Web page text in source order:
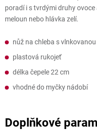
poradí i s tvrdými druhy ovoce
meloun nebo hlávka zelí.
nůž na chleba s vlnkovanou
plastová rukojeť
délka čepele 22 cm
vhodné do myčky nádobí
Doplňkové